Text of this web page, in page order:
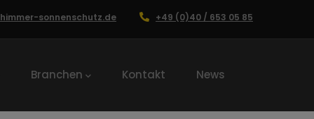
sonnenschutz.de +49 (0)40 / 653 05 85
Branchen Kontakt News